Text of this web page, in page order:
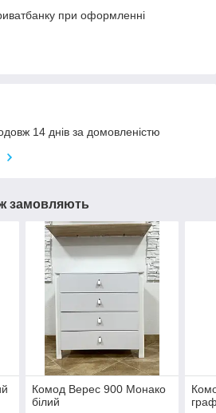
при оформленні
14 днів за домовленістю
замовляють
Комод Верес 900 Монако
білий